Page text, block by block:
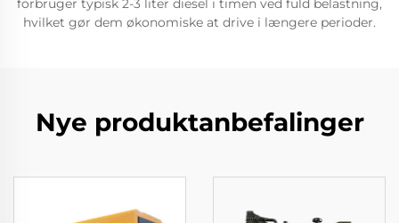
forbruger typisk 2-3 liter diesel i timen ved fuld belastning,
hvilket gør dem økonomiske at drive i længere perioder.
Nye produktanbefalinger